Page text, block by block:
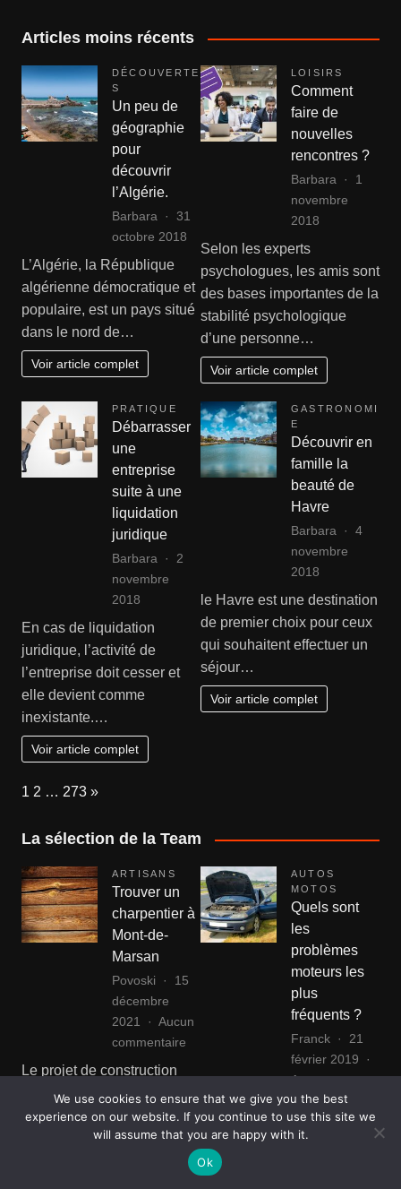
Articles moins récents
DÉCOUVERTE
S
Un peu de
géographie
pour
découvrir
l’Algérie.
Barbara
31
octobre 2018
L’Algérie, la République
algérienne démocratique et
populaire, est un pays situé
dans le nord de…
Voir article complet
LOISIRS
Comment
faire de
nouvelles
rencontres ?
Barbara
1
novembre
2018
Selon les experts
psychologues, les amis sont
des bases importantes de la
stabilité psychologique
d’une personne…
Voir article complet
PRATIQUE
Débarrasser
une
entreprise
suite à une
liquidation
juridique
Barbara
2
novembre
2018
En cas de liquidation
juridique, l’activité de
l’entreprise doit cesser et
elle devient comme
inexistante.…
Voir article complet
GASTRONOMI
E
Découvrir en
famille la
beauté de
Havre
Barbara
4
novembre
2018
le Havre est une destination
de premier choix pour ceux
qui souhaitent effectuer un
séjour…
Voir article complet
Page:
1 2 … 273 Next
»
La sélection de la Team
ARTISANS
Trouver un
charpentier à
Mont-de-
Marsan
Povoski
15
décembre
2021
Aucun
commentairesur
charpentier
à
Mont-
de-
Le projet de construction
d’une maison ossature-bois
avec une charpente
traditionnelle nécessite
l’intervention d’un artisan…
AUTOS
MOTOS
Quels sont
les
problèmes
moteurs les
plus
fréquents ?
Franck
21
février 2019
Aucun
commentaire
Quels
sont
Si vous avez déjà essayé
de rechercher un problème
de voiture en utilisant
We use cookies to ensure that we give you the best
experience on our website. If you continue to use this site we
will assume that you are happy with it.
Ok